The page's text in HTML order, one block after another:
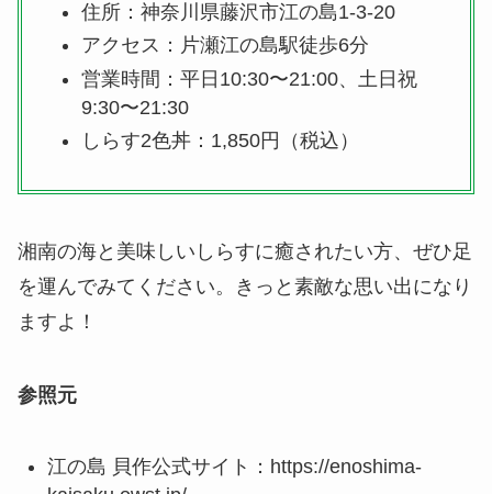
住所：神奈川県藤沢市江の島1-3-20
アクセス：片瀬江の島駅徒歩6分
営業時間：平日10:30〜21:00、土日祝
9:30〜21:30
しらす2色丼：1,850円（税込）
湘南の海と美味しいしらすに癒されたい方、ぜひ足
を運んでみてください。きっと素敵な思い出になり
ますよ！
参照元
江の島 貝作公式サイト：https://enoshima-